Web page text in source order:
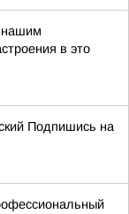
нашим
в это
Подпишись на